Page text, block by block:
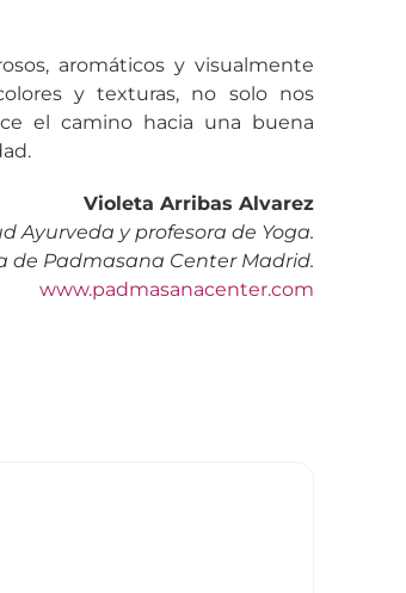
aromáticos y visualmente
y texturas, no solo nos
el camino hacia una buena
Violeta Arribas Alvarez
Ayurveda y profesora de Yoga.
de Padmasana Center Madrid.
www.padmasanacenter.com